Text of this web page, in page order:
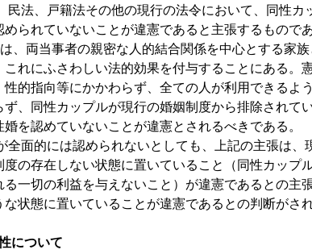
法、戸籍法その他の現行の法令において、同性カ
られていないことが違憲であると主張するものであ
、両当事者の親密な人的結合関係を中心とする家
これにふさわしい法的効果を付与することにある。
性的指向等にかかわらず、全ての人が利用できるよ
ず、同性カップルが現行の婚姻制度から排除されて
を認めていないことが違憲とされるべきである。
面的には認められないとしても、上記の主張は、
の存在しない状態に置いていること（同性カップ
一切の利益を与えないこと）が違憲であるとの主
状態に置いていることが違憲であるとの判断がさ
について